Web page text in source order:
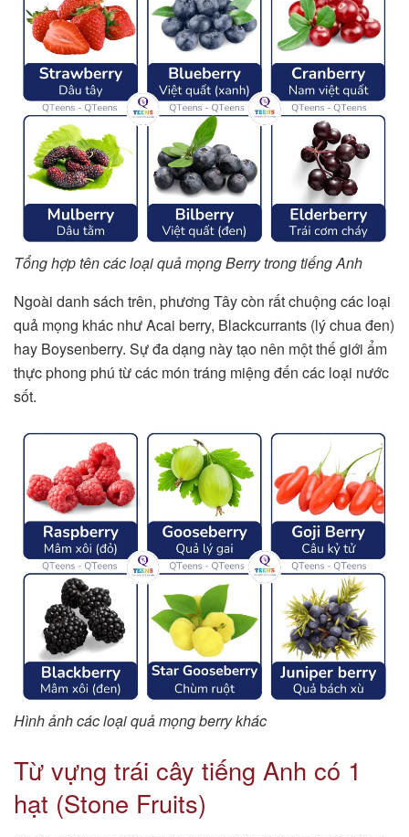
Tổng hợp tên các loại quả mọng Berry trong tiếng Anh
Ngoài danh sách trên, phương Tây còn rất chuộng các loại
quả mọng khác như Acai berry, Blackcurrants (lý chua đen)
hay Boysenberry. Sự đa dạng này tạo nên một thế giới ẩm
thực phong phú từ các món tráng miệng đến các loại nước
sốt.
Hình ảnh các loại quả mọng berry khác
Từ vựng trái cây tiếng Anh có 1
hạt (Stone Fruits)